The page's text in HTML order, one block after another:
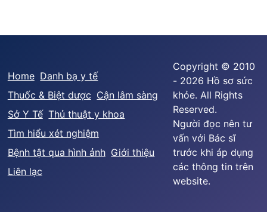
Home Danh bạ y tế
Thuốc & Biệt dược Cận lâm sàng
Sở Y Tế Thủ thuật y khoa
Tìm hiểu xét nghiệm
Bệnh tật qua hình ảnh Giới thiệu
Liên lạc
Copyright © 2010
- 2026 Hồ sơ sức
khỏe. All Rights
Reserved.
Người đọc nên tư
vấn với Bác sĩ
trước khi áp dụng
các thông tin trên
website.